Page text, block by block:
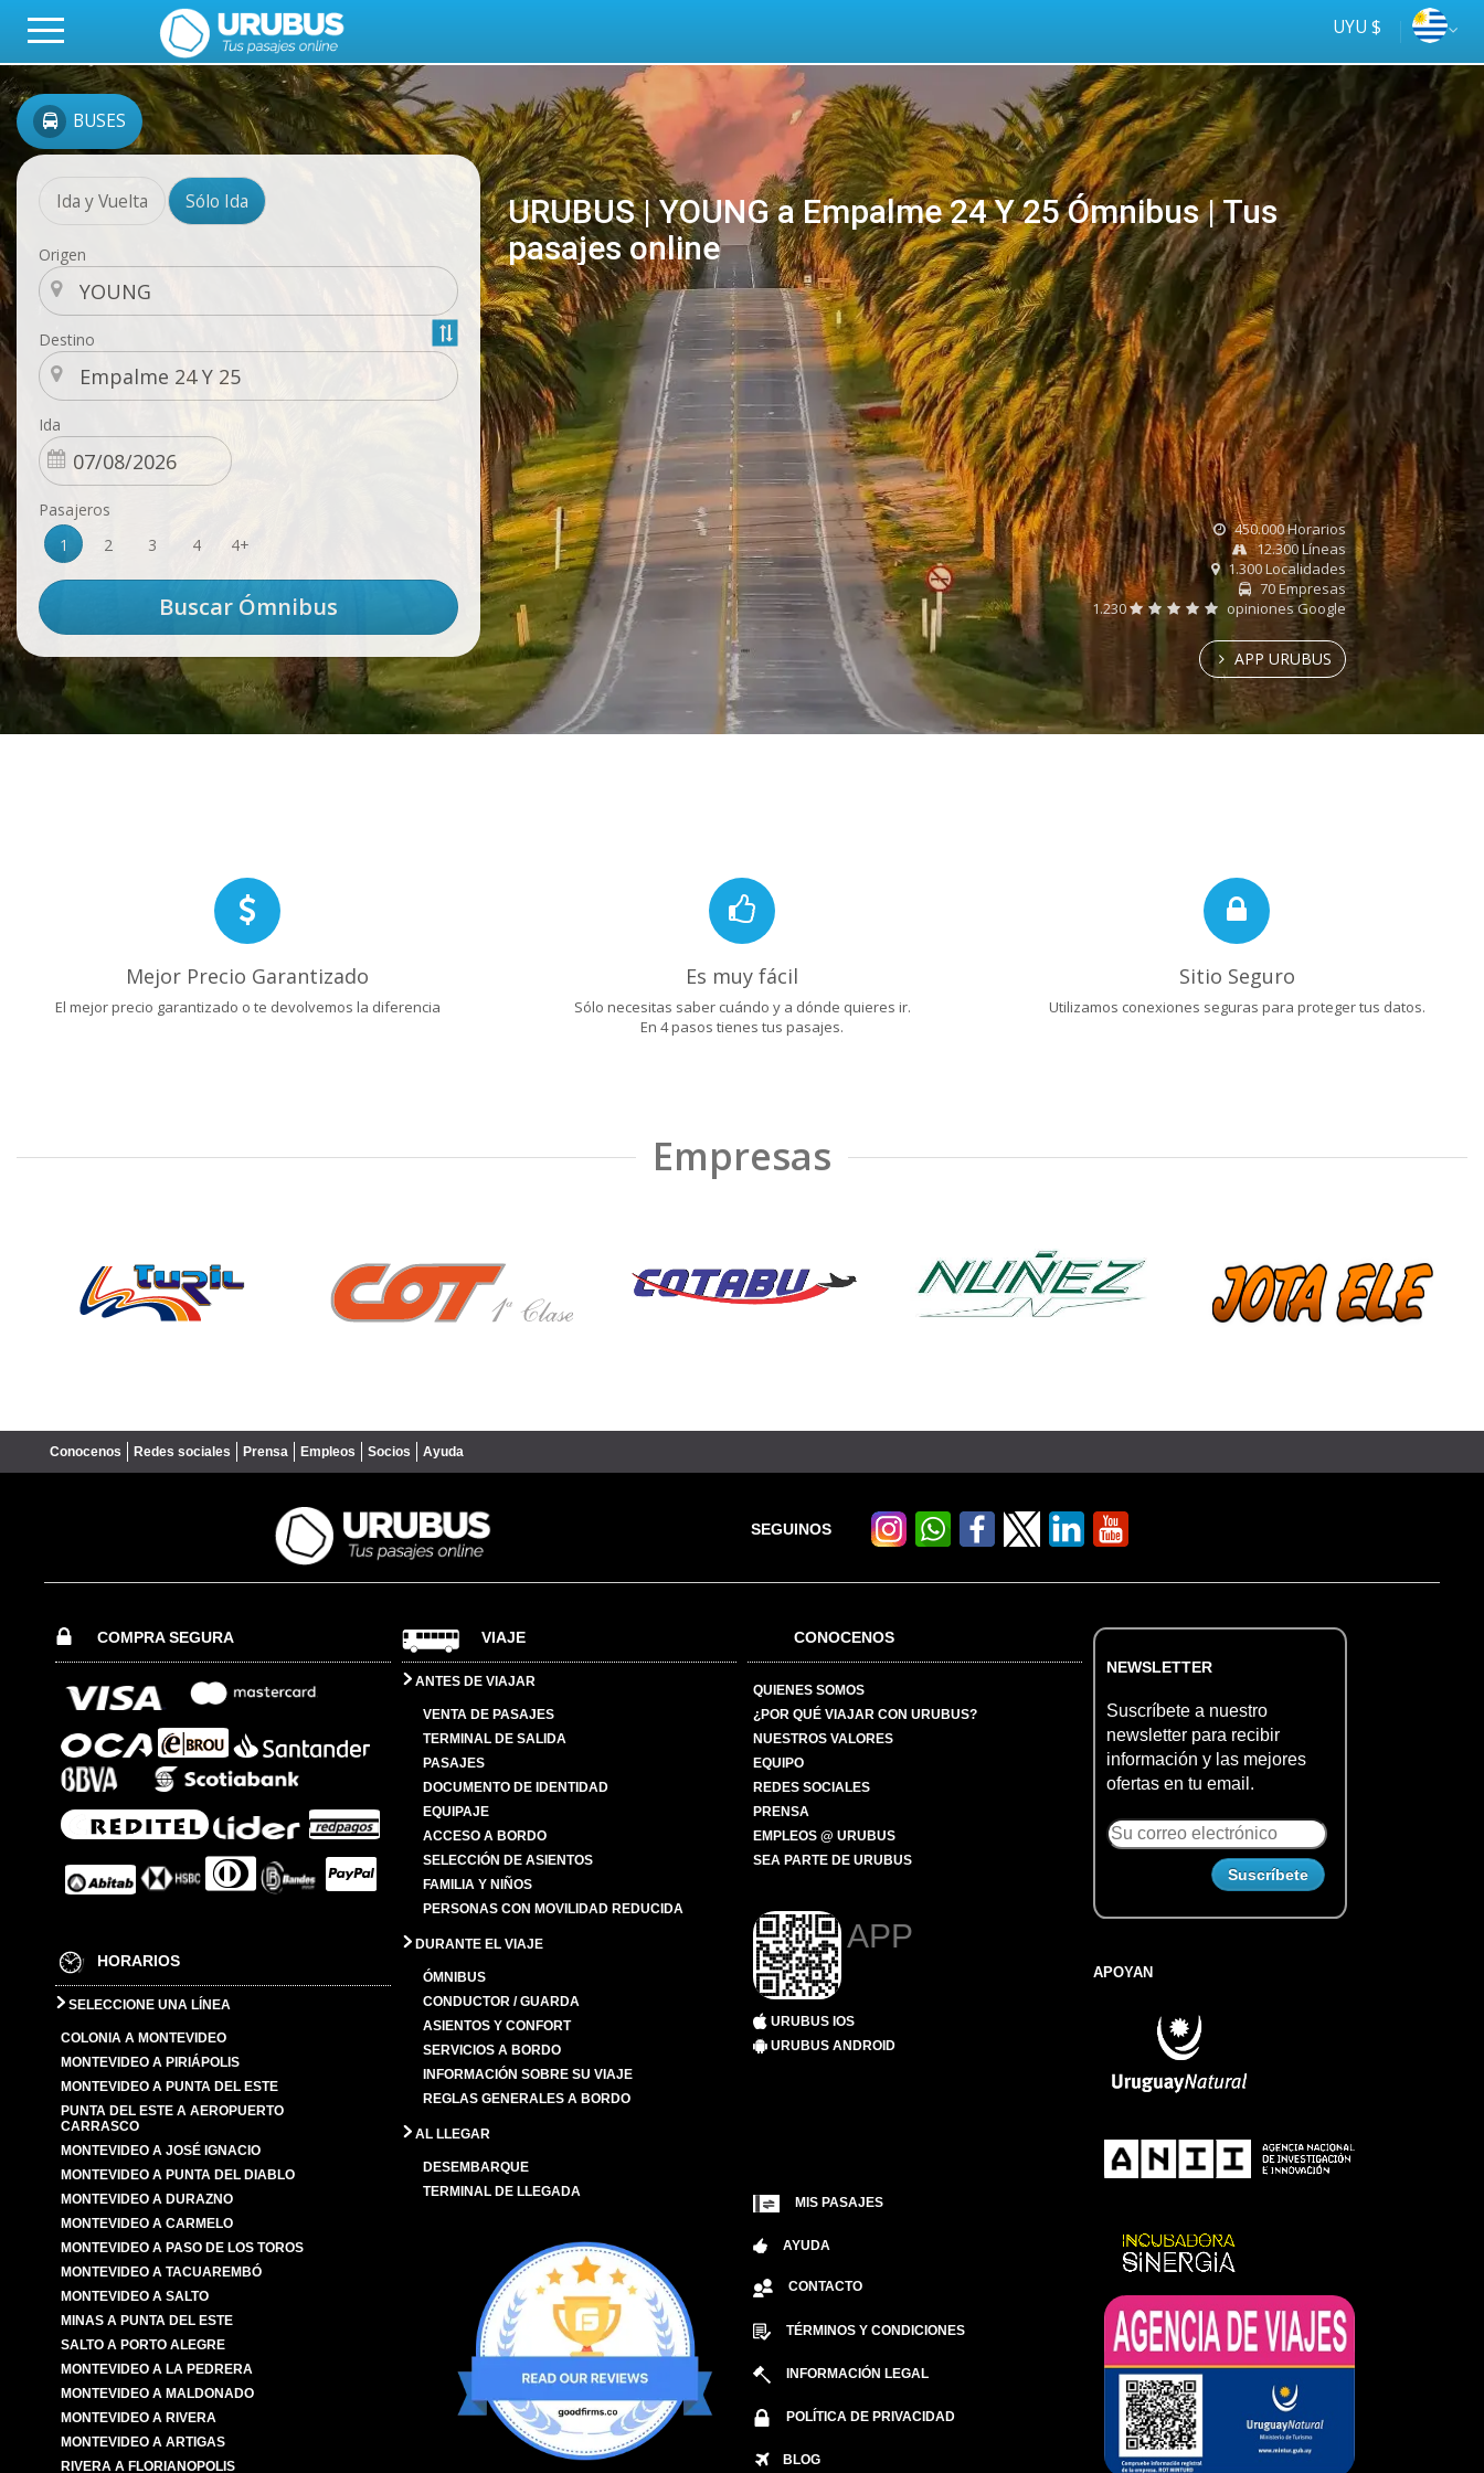
UYU $
BUSES
Ida y Vuelta Sólo Ida
Origen
Destino
Ida
Pasajeros
1
2 3 4 4+
URUBUS | YOUNG a Empalme 24 Y 25 Ómnibus | Tus
pasajes online
online
Tus
ómnibus
450.000 Horarios
12.300 Líneas
1.300 Localidades
70 Empresas
1.230
opiniones Google
APP URUBUS
Mejor Precio Garantizado
El mejor precio garantizado o te devolvemos la diferencia
Es muy fácil
Sólo necesitas saber cuándo y a dónde quieres ir.
En 4 pasos tienes tus pasajes.
Sitio Seguro
Utilizamos conexiones seguras para proteger tus datos.
Empresas
Conocenos Redes sociales Prensa Empleos Socios Ayuda
SEGUINOS
COMPRA SEGURA
HORARIOS
SELECCIONE UNA LÍNEA
COLONIA A MONTEVIDEO
MONTEVIDEO A PIRIÁPOLIS
MONTEVIDEO A PUNTA DEL ESTE
PUNTA DEL ESTE A AEROPUERTO
CARRASCO
MONTEVIDEO A JOSÉ IGNACIO
MONTEVIDEO A PUNTA DEL DIABLO
MONTEVIDEO A DURAZNO
MONTEVIDEO A CARMELO
MONTEVIDEO A PASO DE LOS TOROS
MONTEVIDEO A TACUAREMBÓ
MONTEVIDEO A SALTO
MINAS A PUNTA DEL ESTE
SALTO A PORTO ALEGRE
MONTEVIDEO A LA PEDRERA
MONTEVIDEO A MALDONADO
MONTEVIDEO A RIVERA
MONTEVIDEO A ARTIGAS
RIVERA A FLORIANOPOLIS
VIAJE
ANTES DE VIAJAR
VENTA DE PASAJES
TERMINAL DE SALIDA
PASAJES
DOCUMENTO DE IDENTIDAD
EQUIPAJE
ACCESO A BORDO
SELECCIÓN DE ASIENTOS
FAMILIA Y NIÑOS
PERSONAS CON MOVILIDAD REDUCIDA
DURANTE EL VIAJE
ÓMNIBUS
CONDUCTOR / GUARDA
ASIENTOS Y CONFORT
SERVICIOS A BORDO
INFORMACIÓN SOBRE SU VIAJE
REGLAS GENERALES A BORDO
AL LLEGAR
DESEMBARQUE
TERMINAL DE LLEGADA
CONOCENOS
QUIENES SOMOS
¿POR QUÉ VIAJAR CON URUBUS?
NUESTROS VALORES
EQUIPO
REDES SOCIALES
PRENSA
EMPLEOS @ URUBUS
SEA PARTE DE URUBUS
APP
URUBUS IOS
URUBUS ANDROID
MIS PASAJES
AYUDA
CONTACTO
TÉRMINOS Y CONDICIONES
INFORMACIÓN LEGAL
POLÍTICA DE PRIVACIDAD
BLOG
NEWSLETTER
Suscríbete a nuestro
newsletter para recibir
información y las mejores
ofertas en tu email.
APOYAN